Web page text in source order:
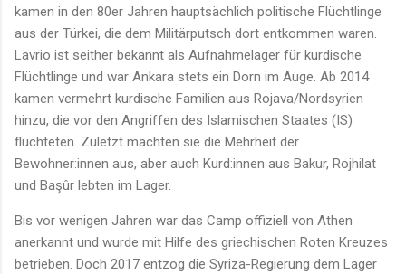
kamen in den 80er Jahren hauptsächlich politische Flüchtlinge
aus der Türkei, die dem Militärputsch dort entkommen waren.
Lavrio ist seither bekannt als Aufnahmelager für kurdische
Flüchtlinge und war Ankara stets ein Dorn im Auge. Ab 2014
kamen vermehrt kurdische Familien aus Rojava/Nordsyrien
hinzu, die vor den Angriffen des Islamischen Staates (IS)
flüchteten. Zuletzt machten sie die Mehrheit der
Bewohner:innen aus, aber auch Kurd:innen aus Bakur, Rojhilat
und Başûr lebten im Lager.
Bis vor wenigen Jahren war das Camp offiziell von Athen
anerkannt und wurde mit Hilfe des griechischen Roten Kreuzes
betrieben. Doch 2017 entzog die Syriza-Regierung dem Lager